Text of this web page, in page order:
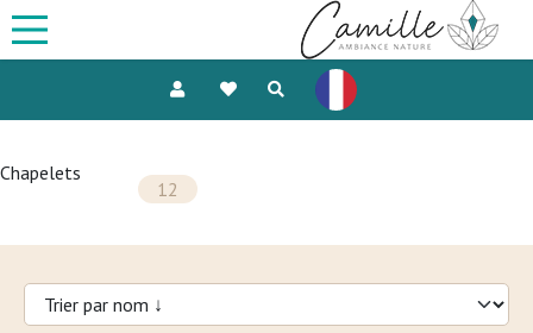
Chapelets
12